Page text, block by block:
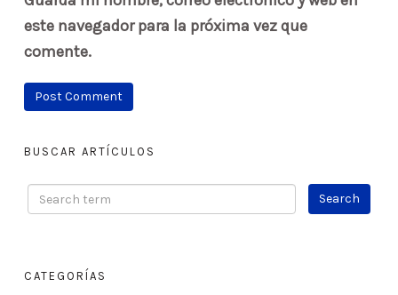
este navegador para la próxima vez que
comente.
BUSCAR ARTÍCULOS
CATEGORÍAS